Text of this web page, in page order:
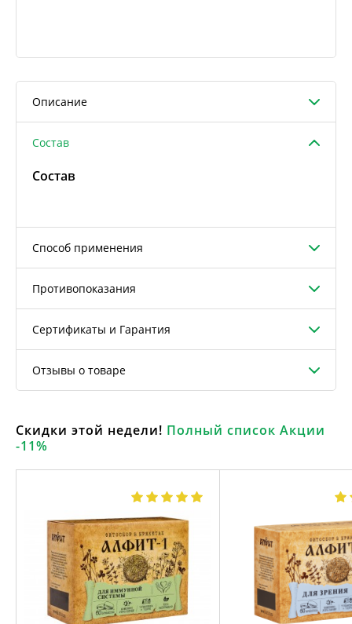
Описание
Состав
Состав
Способ применения
Противопоказания
Сертификаты и Гарантия
Отзывы о товаре
Скидки этой недели! Полный список Акции
-11%